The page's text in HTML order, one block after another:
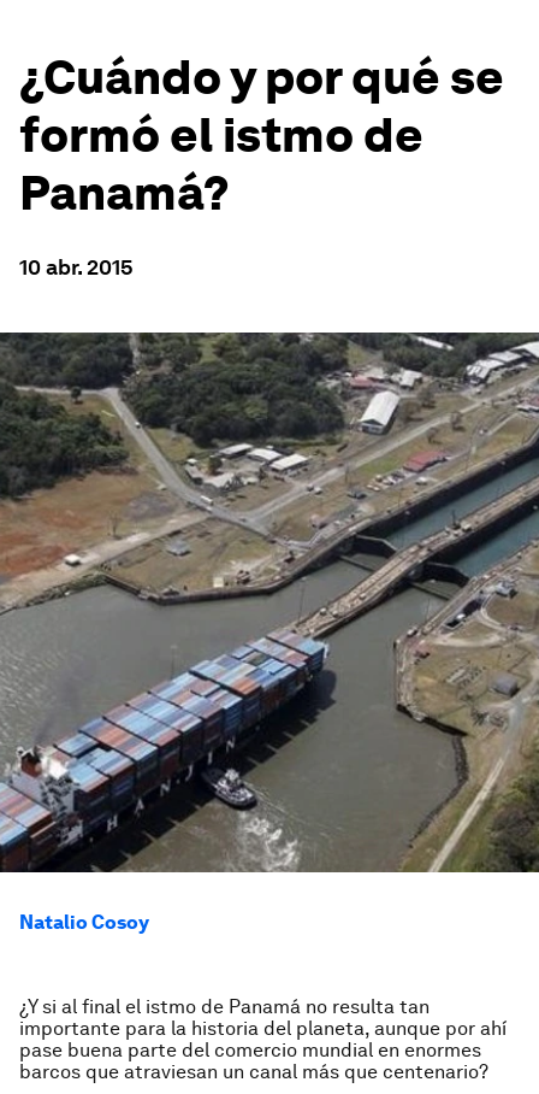
¿Cuándo y por qué se
formó el istmo de
Panamá?
10 abr. 2015
Natalio Cosoy
¿Y si al final el istmo de Panamá no resulta tan
importante para la historia del planeta, aunque por ahí
pase buena parte del comercio mundial en enormes
barcos que atraviesan un canal más que centenario?